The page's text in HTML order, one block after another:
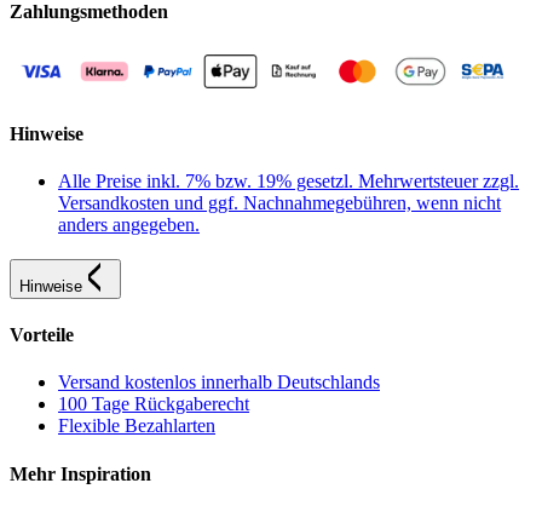
Zahlungsmethoden
Hinweise
Alle Preise inkl. 7% bzw. 19% gesetzl. Mehrwertsteuer zzgl.
Versandkosten und ggf. Nachnahmegebühren, wenn nicht
anders angegeben.
Hinweise
Vorteile
Versand kostenlos innerhalb Deutschlands
100 Tage Rückgaberecht
Flexible Bezahlarten
Mehr Inspiration